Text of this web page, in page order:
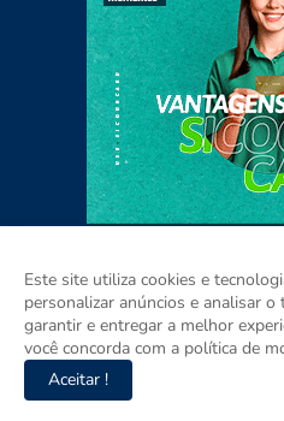
Copyright ©
Home Sobre
Este site utiliza cookies e
personalizar anúncios e analisar
garantir e entregar a melhor
você concorda com a política de
Aceitar !